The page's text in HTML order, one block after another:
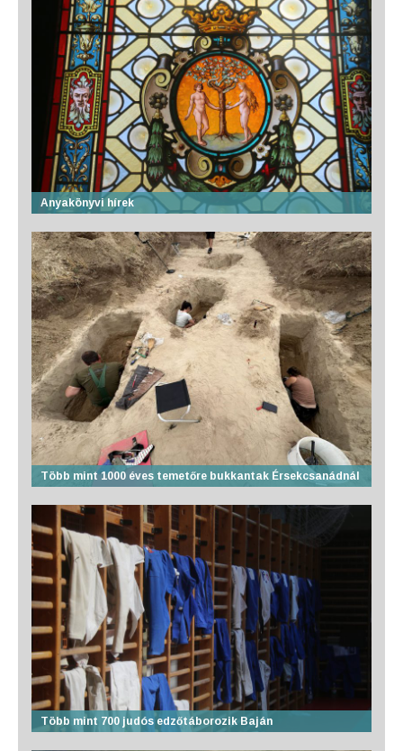
Anyakönyvi hírek
Több mint 1000 éves temetőre bukkantak Érsekcsanádnál
Több mint 700 judós edzőtáborozik Baján